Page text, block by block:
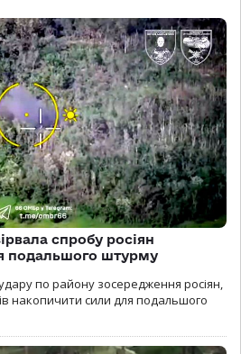
спробу росіян
подальшого штурму
по району зосередження росіян,
накопичити сили для подальшого